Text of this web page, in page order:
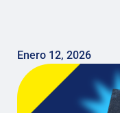
Enero 12, 2026